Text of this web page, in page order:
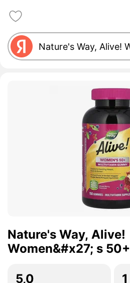
Nature's Way, Alive!
Women&#x27; s 50+
5,0 1